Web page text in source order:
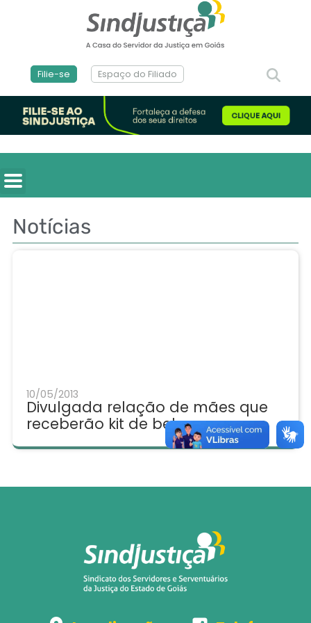
Filie-se Espaço do Filiado
Notícias
10/05/2013
Divulgada relação de mães que
receberão kit de beleza